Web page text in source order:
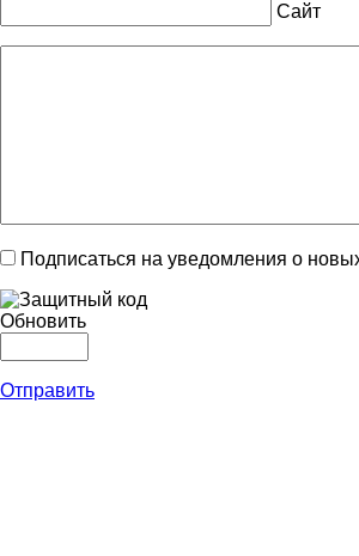
Сайт
Подписаться на уведомления о
Обновить
Отправить